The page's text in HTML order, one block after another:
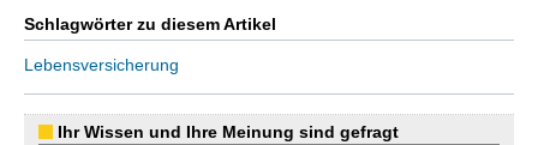
Schlagwörter zu diesem Artikel
Lebensversicherung
Ihr Wissen und Ihre Meinung sind gefragt